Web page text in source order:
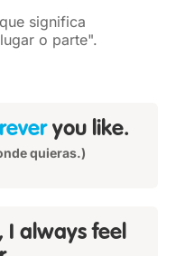
significa
o parte".
you like.
quieras.)
I always feel